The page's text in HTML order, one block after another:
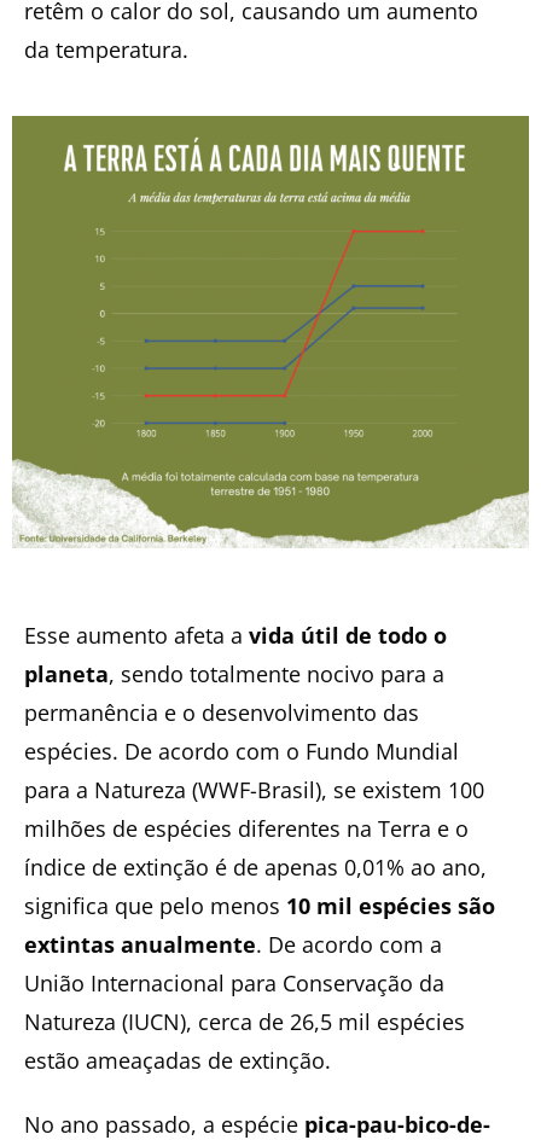
retêm o calor do sol, causando um aumento
da temperatura.
Esse aumento afeta a vida útil de todo o
planeta, sendo totalmente nocivo para a
permanência e o desenvolvimento das
espécies. De acordo com o Fundo Mundial
para a Natureza (WWF-Brasil), se existem 100
milhões de espécies diferentes na Terra e o
índice de extinção é de apenas 0,01% ao ano,
significa que pelo menos 10 mil espécies são
extintas anualmente. De acordo com a
União Internacional para Conservação da
Natureza (IUCN), cerca de 26,5 mil espécies
estão ameaçadas de extinção.
No ano passado, a espécie pica-pau-bico-de-